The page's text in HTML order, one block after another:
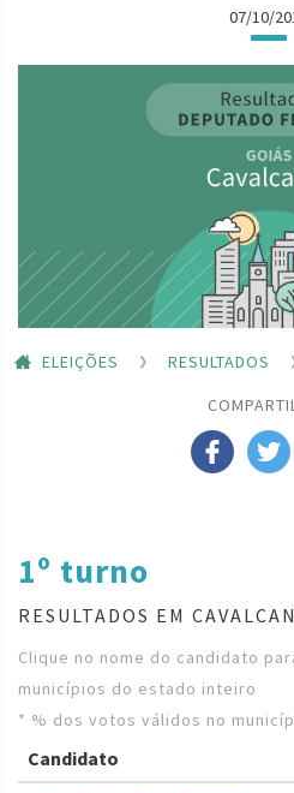
07/10/
ELEIÇÕES RESULTADOS
1º turno
RESULTADOS EM
Clique no nome do candidato
municípios do estado inteiro
* % dos votos válidos no
Candidato